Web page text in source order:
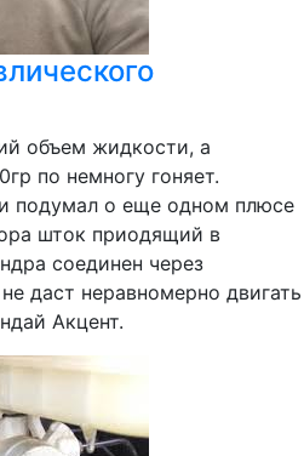
объем жидкости, а
по немногу гоняет.
подумал о еще одном плюсе
шток приодящий в
соединен через
даст неравномерно двигать
Акцент.